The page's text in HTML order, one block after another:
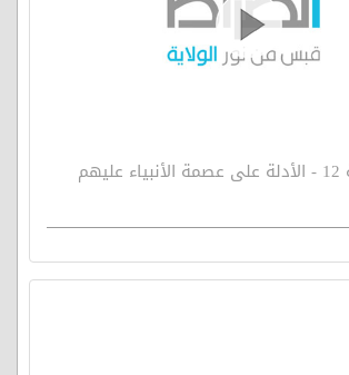
عقائد قرآنية 12 - الأدلة على عصمة الأنبياء عليهم